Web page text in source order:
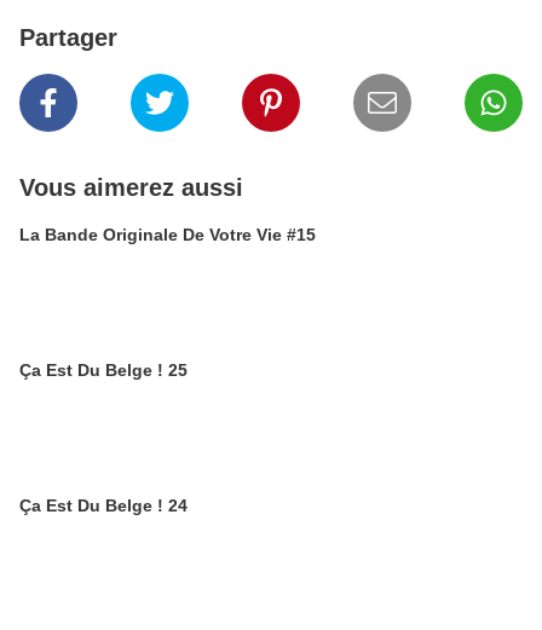
Partager
Vous aimerez aussi
La Bande Originale De Votre Vie #15
Ça Est Du Belge ! 25
Ça Est Du Belge ! 24